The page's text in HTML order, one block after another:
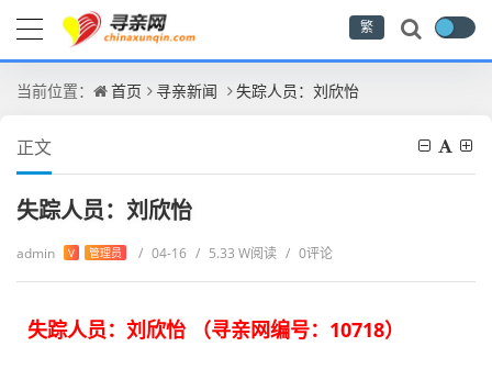
繁
当前位置： 首页 寻亲新闻 失踪人员：刘欣怡
正文
失踪人员：刘欣怡
admin V 管理员 / 04-16 / 5.33 W阅读 / 0评论
失踪人员：刘欣怡 （寻亲网编号： 10718）